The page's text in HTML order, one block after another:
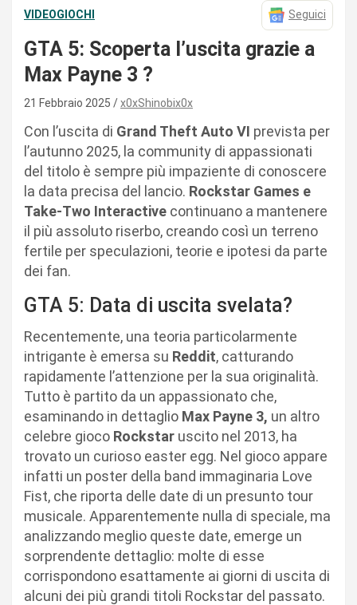
VIDEOGIOCHI Seguici
GTA 5: Scoperta l’uscita grazie a
Max Payne 3 ?
21 Febbraio 2025 x0xShinobix0x
Con l’uscita di Grand Theft Auto VI prevista per
l’autunno 2025, la community di appassionati
del titolo è sempre più impaziente di conoscere
la data precisa del lancio. Rockstar Games e
Take-Two Interactive continuano a mantenere
il più assoluto riserbo, creando così un terreno
fertile per speculazioni, teorie e ipotesi da parte
dei fan.
GTA 5: Data di uscita svelata?
Recentemente, una teoria particolarmente
intrigante è emersa su Reddit, catturando
rapidamente l’attenzione per la sua originalità.
Tutto è partito da un appassionato che,
esaminando in dettaglio Max Payne 3, un altro
celebre gioco Rockstar uscito nel 2013, ha
trovato un curioso easter egg. Nel gioco appare
infatti un poster della band immaginaria Love
Fist, che riporta delle date di un presunto tour
musicale. Apparentemente nulla di speciale, ma
analizzando meglio queste date, emerge un
sorprendente dettaglio: molte di esse
corrispondono esattamente ai giorni di uscita di
alcuni dei più grandi titoli Rockstar del passato.